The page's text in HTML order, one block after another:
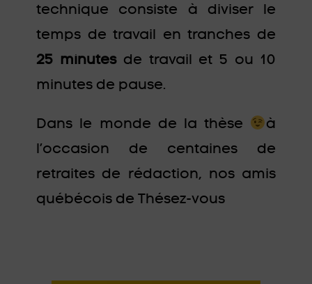
technique consiste à diviser le
temps de travail en tranches de
25 minutes de travail et 5 ou 10
minutes de pause.
Dans le monde de la thèse
à
l’occasion de centaines de
retraites de rédaction, nos amis
québécois de Thésez-vous